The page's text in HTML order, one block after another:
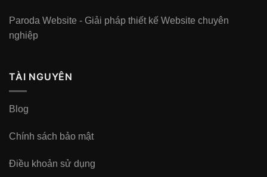
Paroda Website - Giải pháp thiết kế Website chuyên
nghiệp
TÀI NGUYÊN
Blog
Chính sách bảo mật
Điều khoản sử dụng